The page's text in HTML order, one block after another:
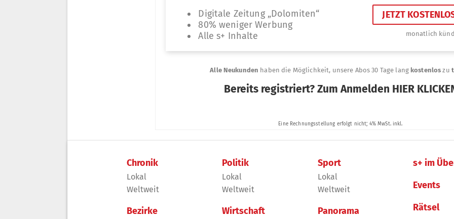
Chronik
Lokal
Weltweit
Bezirke
Politik
Lokal
Weltweit
Wirtschaft
Sport
Lokal
Weltweit
Panorama
s+ im
Events
Rätsel